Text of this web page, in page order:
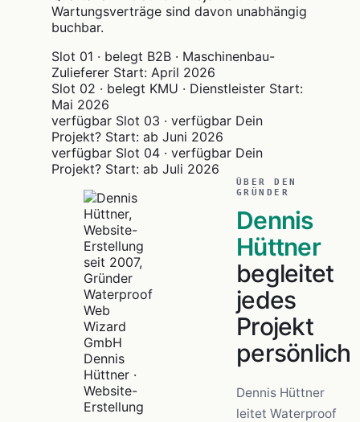
Wartungsverträge sind davon unabhängig
buchbar.
Slot 01 · belegt B2B · Maschinenbau-
Zulieferer Start: April 2026
Slot 02 · belegt KMU · Dienstleister Start:
Mai 2026
verfügbar Slot 03 · verfügbar Dein
Projekt? Start: ab Juni 2026
verfügbar Slot 04 · verfügbar Dein
Projekt? Start: ab Juli 2026
Dennis
Hüttner ·
Website-
Erstellung
ÜBER DEN
GRÜNDER
Dennis
Hüttner
begleitet
jedes
Projekt
persönlich
Dennis Hüttner
leitet Waterproof